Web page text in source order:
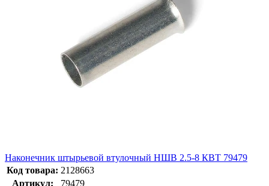
Наконечник штырьевой втулочный НШВ 2.5-8 КВТ 79479
Код товара: 2128663
Артикул:
79479